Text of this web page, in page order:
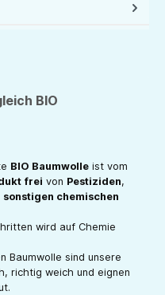
BIO
BIO Baumwolle ist vom
frei von Pestiziden,
sonstigen chemischen
wird auf Chemie
Baumwolle sind unsere
richtig weich und eignen